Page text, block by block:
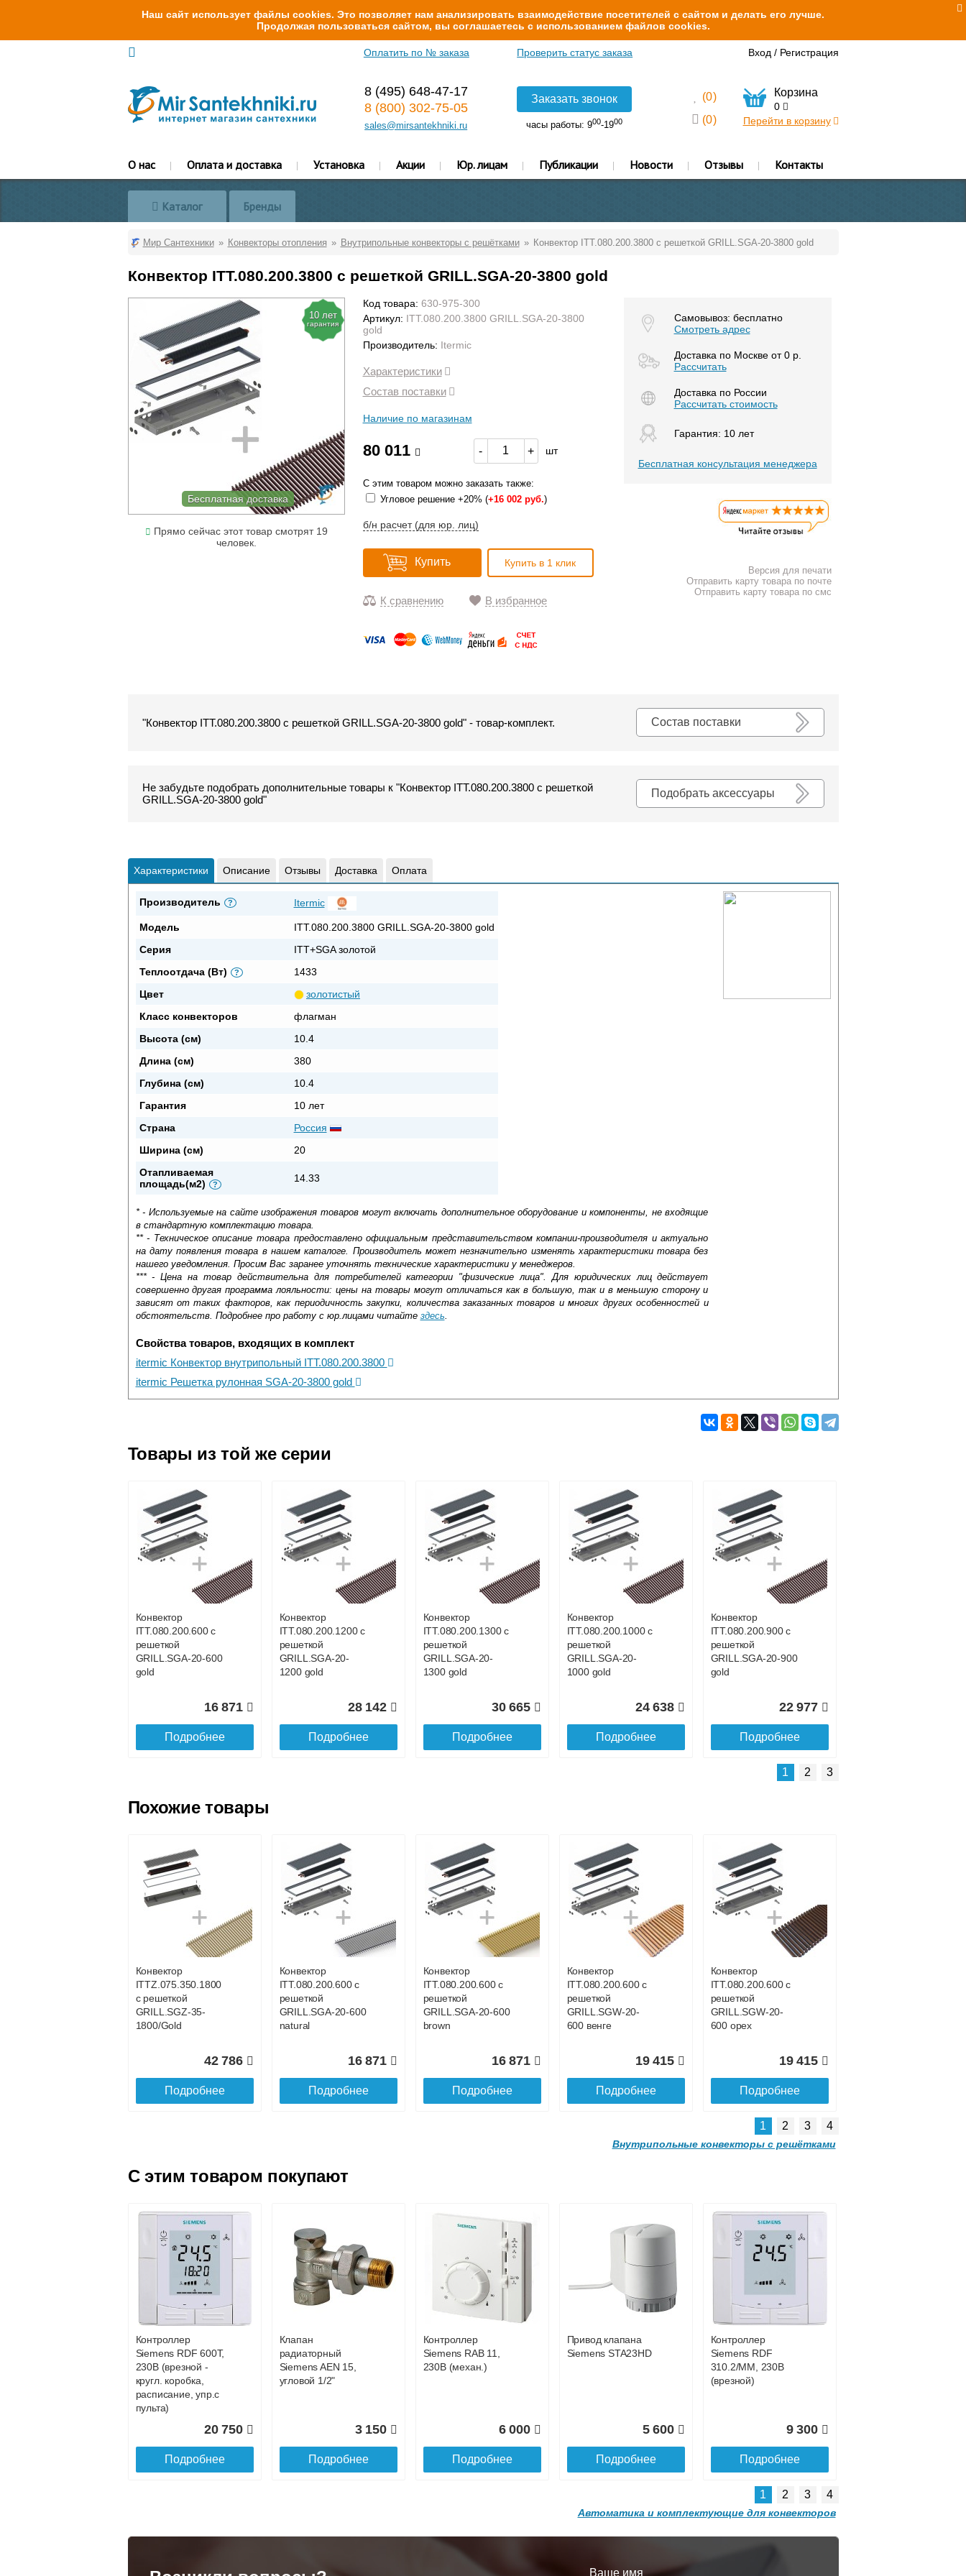
Наш сайт использует файлы cookies. Это позволяет нам анализировать взаимодействие посетителей с сайтом и делать его лучше.
Продолжая пользоваться сайтом, вы соглашаетесь с использованием файлов cookies.
Оплатить по № заказа Проверить статус заказа Вход / Регистрация
8 (495) 648-47-17
8 (800) 302-75-05
sales@mirsantekhniki.ru
Заказать звонок
часы работы: 900-1900
(0)
(0)
Корзина
0
Перейти в корзину
О нас Оплата и доставка Установка Акции Юр. лицам Публикации Новости Отзывы Контакты
Каталог Бренды
Мир Сантехники Конвекторы отопления Внутрипольные конвекторы с решётками Конвектор ITT.080.200.3800 с решеткой GRILL.SGA-20-3800 gold
Конвектор ITT.080.200.3800 с решеткой GRILL.SGA-20-3800 gold
10 лет
гарантия
Бесплатная доставка
Прямо сейчас этот товар смотрят 19
человек.
Код товара: 630-975-300
Артикул: ITT.080.200.3800 GRILL.SGA-20-3800
gold
Производитель: Itermic
Характеристики
Состав поставки
Наличие по магазинам
80 011 - + шт
С этим товаром можно заказать также:
Угловое решение +20% (+16 002 руб.)
б/н расчет (для юр. лиц)
Купить Купить в 1 клик
К сравнению В избранное
Самовывоз: бесплатно
Смотреть адрес
Доставка по Москве от 0 р.
Расcчитать
Доставка по России
Рассчитать стоимость
Гарантия: 10 лет
Бесплатная консультация менеджера
Версия для печати
Отправить карту товара по почте
Отправить карту товара по смс
Состав поставки
"Конвектор ITT.080.200.3800 с решеткой GRILL.SGA-20-3800 gold" - товар-комплект.
Подобрать аксессуары
Не забудьте подобрать дополнительные товары к "Конвектор ITT.080.200.3800 с решеткой
GRILL.SGA-20-3800 gold"
Характеристики Описание Отзывы Доставка Оплата
Производитель ? Itermic
Модель
ITT.080.200.3800 GRILL.SGA-20-3800 gold
Серия
ITT+SGA золотой
Теплоотдача (Вт)
?
1433
Цвет
золотистый
Класс конвекторов
флагман
Высота (см)
10.4
Длина (см)
380
Глубина (см)
10.4
Гарантия
10 лет
Страна
Россия
Ширина (см)
20
Отапливаемая
площадь(м2)
?
14.33
* - Используемые на сайте изображения товаров могут включать дополнительное оборудование и компоненты, не входящие
в стандартную комплектацию товара.
** - Техническое описание товара предоставлено официальным представительством компании-производителя и актуально
на дату появления товара в нашем каталоге. Производитель может незначительно изменять характеристики товара без
нашего уведомления. Просим Вас заранее уточнять технические характеристики у менеджеров.
*** - Цена на товар действительна для потребителей категории "физические лица". Для юридических лиц действует
совершенно другая программа лояльности: цены на товары могут отличаться как в большую, так и в меньшую сторону и
зависят от таких факторов, как периодичность закупки, количества заказанных товаров и многих других особенностей и
обстоятельств. Подробнее про работу с юр.лицами читайте здесь
Свойства товаров, входящих в комплект
itermic Конвектор внутрипольный ITT.080.200.3800
itermic Решетка рулонная SGA-20-3800 gold
Доставка сантехники по Москве и Московской области
Подъем на этаж.
до подъезда
услуга платная
возможность
Доставка в регионы России.
Подробнее о доставке
Возможные способы оплаты:
Банковской картой при получении товара как при доставке, так и самовывозом
Интернет-деньгами (Yandex-деньги, Web-money, Qiwi-кошельки и другие).
Безналичный расчёт (возможно и с НДС)
Подробнее об оплате
Товары из той же серии
Конвектор
ITT.080.200.600 с
решеткой
GRILL.SGA-20-600
gold
16 871
Подробнее
Конвектор
ITT.080.200.1200 с
решеткой
GRILL.SGA-20-
1200 gold
28 142
Подробнее
Конвектор
ITT.080.200.1300 с
решеткой
GRILL.SGA-20-
1300 gold
30 665
Подробнее
Конвектор
ITT.080.200.1000 с
решеткой
GRILL.SGA-20-
1000 gold
24 638
Подробнее
Конвектор
ITT.080.200.900 с
решеткой
GRILL.SGA-20-900
gold
22 977
Подробнее
Конвектор
ITT.080.200.800 с
GRILL.SGA-20-800
21 017
Подробнее
Конвектор
ITT.080.200.700 с
GRILL.SGA-20-700
19 056
Подробнее
Конвектор
ITT.080.200.1100 с
GRILL.SGA-20-
26 519
Конвектор
ITT.080.200.4400 с
GRILL.SGA-20-
93 185
Подробнее
Конвектор
ITT.080.200.4300 с
GRILL.SGA-20-
91 285
Подробнее
решеткой
GRILL.SGA-20-
4200 gold
88 202
Подробнее
Конвектор
GRILL.SGA-20-
4100 gold
86 301
Подробнее
решеткой
GRILL.SGA-20-
84 396
Подробнее
GRILL.SGA-20-
81 914
Подробнее
1 2 3
Похожие товары
Конвектор
ITTZ.075.350.1800
с решеткой
GRILL.SGZ-35-
1800/Gold
42 786
Подробнее
Конвектор
ITT.080.200.600 с
решеткой
GRILL.SGA-20-600
natural
16 871
Подробнее
Конвектор
ITT.080.200.600 с
решеткой
GRILL.SGA-20-600
brown
16 871
Подробнее
Конвектор
ITT.080.200.600 с
решеткой
GRILL.SGW-20-
600 венге
19 415
Подробнее
Конвектор
ITT.080.200.600 с
решеткой
GRILL.SGW-20-
600 орех
19 415
Подробнее
Конвектор
ITT.080.200.1200 с
решеткой
GRILL.SGA-20-
1200 natural
Подробнее
Конвектор
ITT.080.200.600 с
решеткой
GRILL.SGA-20-600
Подробнее
Конвектор
ITT.080.200.1200 с
решеткой
GRILL.SGA-20-
1200 brown
Подробнее
ITT.080.200.1200 с
решеткой
GRILL.SGW-20-
32 501
Конвектор
решеткой
GRILL.SGW-20-
1200 орех
Подробнее
Конвектор
Конвектор
Конвектор
ITT.080.200.1200 с
Конвектор
решеткой
Конвектор
1 2 3 4
Внутрипольные конвекторы с решётками
C этим товаром покупают
Контроллер
Siemens RDF 600Т,
230В (врезной -
кругл. коробка,
расписание, упр.с
пульта)
20 750
Подробнее
Клапан
радиаторный
Siemens AEN 15,
угловой 1/2"
3 150
Подробнее
Контроллер
Siemens RAB 11,
230В (механ.)
6 000
Подробнее
Привод клапана
Siemens STA23HD
5 600
Подробнее
Контроллер
Siemens RDF
310.2/MM, 230В
(врезной)
9 300
Подробнее
1 2 3 4
Автоматика и комплектующие для конвекторов
Ваше имя